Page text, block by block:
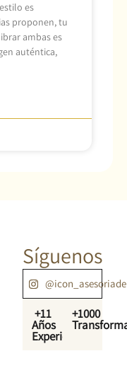
es
proponen, tu
ambas es
auténtica,
Síguenos
+11
Años
Experiencia
+1000